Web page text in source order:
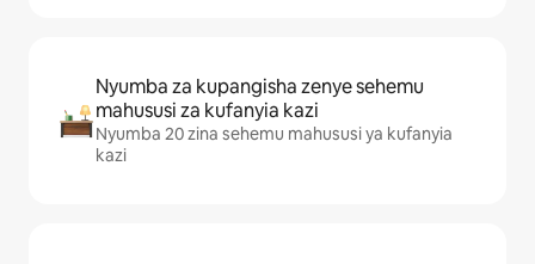
Nyumba za kupangisha zenye sehemu
mahususi za kufanyia kazi
Nyumba 20 zina sehemu mahususi ya kufanyia
kazi